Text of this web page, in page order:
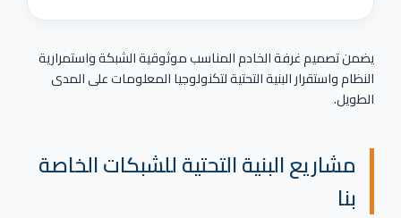
يضمن تصميم غرفة الخادم المناسب موثوقية الشبكة واستمرارية
النظام واستقرار البنية التحتية لتكنولوجيا المعلومات على المدى
الطويل.
مشاريع البنية التحتية للشبكات الخاصة
بنا